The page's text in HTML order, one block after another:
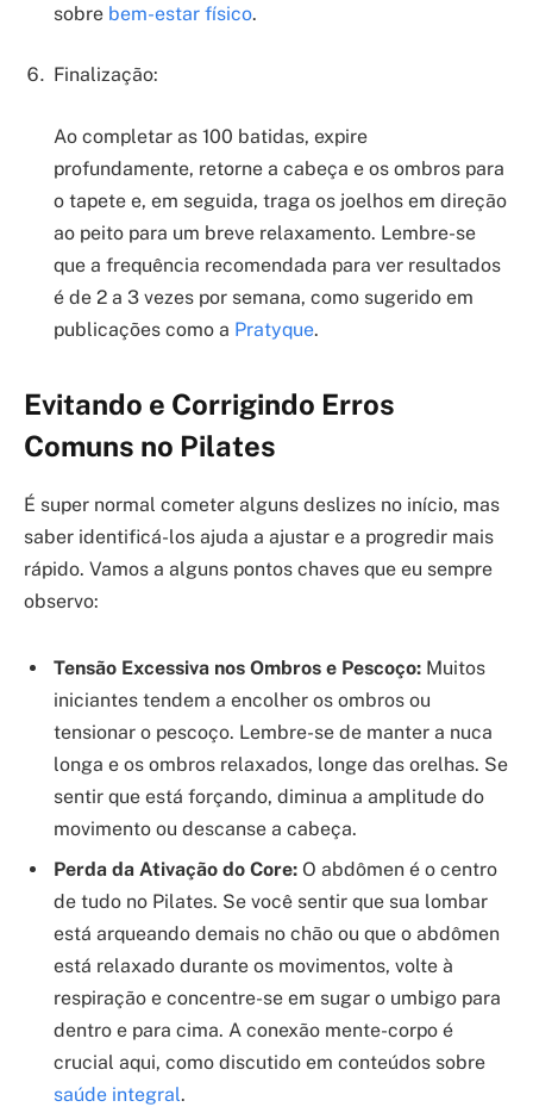
sobre bem-estar físico.
Finalização:
Ao completar as 100 batidas, expire
profundamente, retorne a cabeça e os ombros para
o tapete e, em seguida, traga os joelhos em direção
ao peito para um breve relaxamento. Lembre-se
que a frequência recomendada para ver resultados
é de 2 a 3 vezes por semana, como sugerido em
publicações como a Pratyque.
Evitando e Corrigindo Erros
Comuns no Pilates
É super normal cometer alguns deslizes no início, mas
saber identificá-los ajuda a ajustar e a progredir mais
rápido. Vamos a alguns pontos chaves que eu sempre
observo:
Tensão Excessiva nos Ombros e Pescoço: Muitos
iniciantes tendem a encolher os ombros ou
tensionar o pescoço. Lembre-se de manter a nuca
longa e os ombros relaxados, longe das orelhas. Se
sentir que está forçando, diminua a amplitude do
movimento ou descanse a cabeça.
Perda da Ativação do Core: O abdômen é o centro
de tudo no Pilates. Se você sentir que sua lombar
está arqueando demais no chão ou que o abdômen
está relaxado durante os movimentos, volte à
respiração e concentre-se em sugar o umbigo para
dentro e para cima. A conexão mente-corpo é
crucial aqui, como discutido em conteúdos sobre
saúde integral.